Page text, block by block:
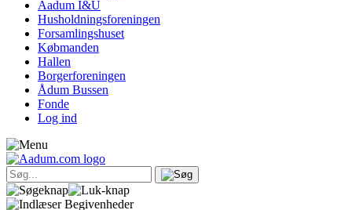
Aadum I&U
Husholdningsforeningen
Forsamlingshuset
Købmanden
Hallen
Borgerforeningen
Ådum Bussen
Fonde
Log ind